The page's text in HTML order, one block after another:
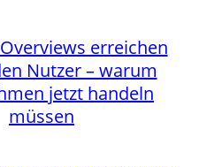
erreichen
Nutzer – warum
jetzt handeln
müssen